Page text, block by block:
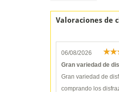
Valoraciones de
06/08/2026
Gran variedad de
Gran variedad de
comprando los